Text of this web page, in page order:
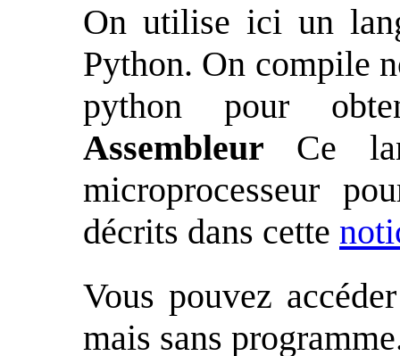
On utilise ici un
Python. On compile
python pour
Assembleur Ce
microprocesseur
décrits dans cette
Vous pouvez
mais sans